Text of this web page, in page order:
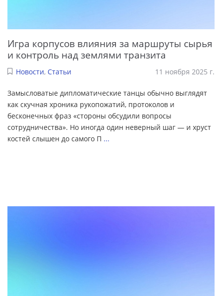
Игра корпусов влияния за маршруты сырья
и контроль над землями транзита
Новости, Статьи 11 ноября 2025 г.
Замысловатые дипломатические танцы обычно выглядят
как скучная хроника рукопожатий, протоколов и
бесконечных фраз «стороны обсудили вопросы
сотрудничества». Но иногда один неверный шаг — и хруст
костей слышен до самого П ...